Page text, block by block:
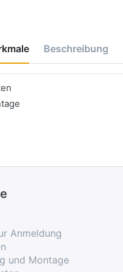
Beschreibung
Anmeldung
und Montage